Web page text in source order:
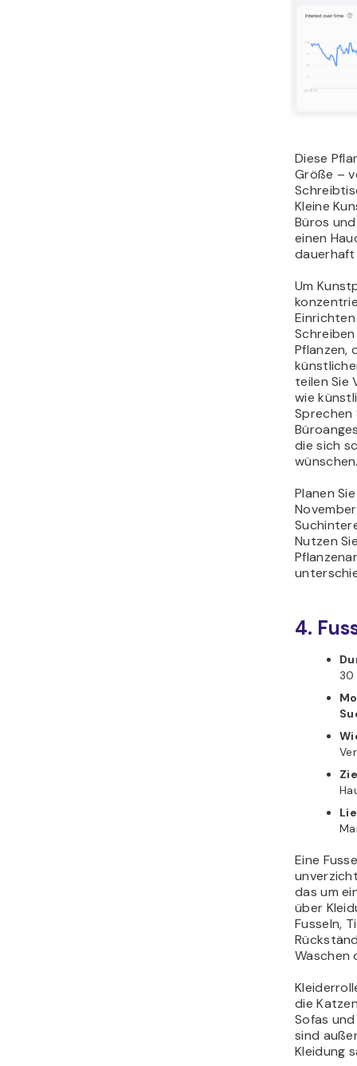
Diese
Größe –
Kleine
Büros
einen
dauerhaft
Um
Pflanzen,
teilen Sie
wie
Sprechen
die sich
Planen
Nutzen
4.
Eine
das um
über
Fusseln,
Waschen
die
Sofas
sind
Kleidung